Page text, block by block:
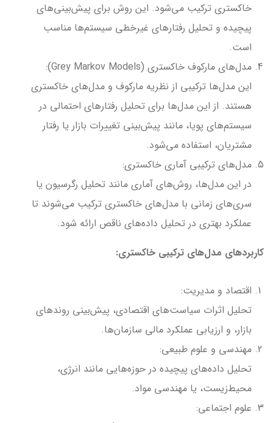
خاکستری ترکیب می‌شود. این روش برای پیش‌بینی‌های
پیچیده و تحلیل رفتارهای غیرخطی سیستم‌ها مناسب
است.
مدل‌های مارکوف خاکستری (Grey Markov Models):
این مدل‌ها ترکیبی از نظریه مارکوف و مدل‌های خاکستری
هستند. از این مدل‌ها برای تحلیل رفتارهای احتمالی در
سیستم‌های پویا، مانند پیش‌بینی تغییرات بازار یا رفتار
مشتریان، استفاده می‌شود.
مدل‌های ترکیبی آماری خاکستری:
در این مدل‌ها، روش‌های آماری مانند تحلیل رگرسیون یا
سری‌های زمانی با مدل‌های خاکستری ترکیب می‌شوند تا
عملکرد بهتری در تحلیل داده‌های ناقص ارائه شود.
کاربردهای مدل‌های ترکیبی خاکستری:
اقتصاد و مدیریت:
تحلیل اثرات سیاست‌های اقتصادی، پیش‌بینی روندهای
بازار، و ارزیابی عملکرد مالی سازمان‌ها.
مهندسی و علوم طبیعی:
تحلیل داده‌های پیچیده در حوزه‌هایی مانند انرژی،
محیط‌زیست، یا مهندسی مواد.
علوم اجتماعی: